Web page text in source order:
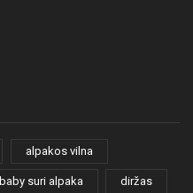
alpakos vilna
baby suri alpaka diržas